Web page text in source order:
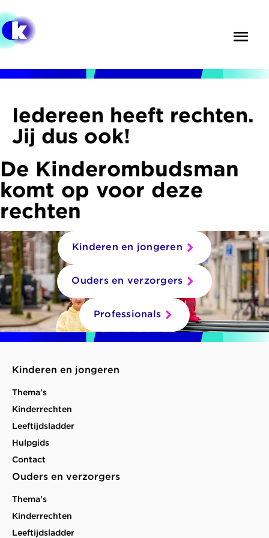
en
naar
inhoud
Iedereen heeft rechten.
Jij dus ook!
De Kinderombudsman
komt op voor deze
rechten
Kinderen en jongeren
Ouders en verzorgers
Professionals
Kinderen en jongeren
Thema's
Kinderrechten
Leeftijdsladder
Hulpgids
Contact
Ouders en verzorgers
Thema's
Kinderrechten
Leeftijdsladder